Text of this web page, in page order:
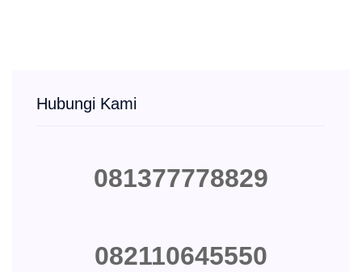
Hubungi Kami
081377778829
082110645550